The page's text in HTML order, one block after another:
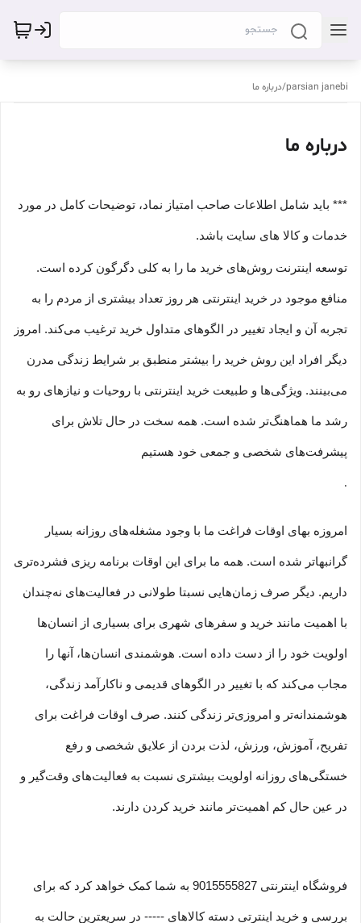
parsian janebi
/درباره ما
درباره ما
*** باید شامل اطلاعات صاحب امتیاز نماد، توضیحات کامل در مورد
خدمات و کالا های سایت باشد.
توسعه اینترنت روش‌های خرید ما را به کلی دگرگون کرده است.
منافع موجود در خرید اینترنتی هر روز تعداد بیشتری از مردم را به
تجربه آن و ایجاد تغییر در الگوهای متداول خرید ترغیب می‏‌کند. امروز
دیگر افراد این روش خرید را بیشتر منطبق بر شرایط زندگی مدرن
می‏‏‏‌بینند. ویژگی‏‏‏‌ها و طبیعت خرید اینترنتی با روحیات و نیازهای رو به
رشد ما هماهنگ‏‏‌تر شده است. همه سخت در حال تلاش برای
پیشرفت‏‏‌های شخصی و جمعی خود هستیم
.
امروزه بهای اوقات فراغت ما با وجود مشغله‏‌های روزانه بسیار
گرانبها‌تر شده است. همه ما برای این اوقات برنامه ریزی فشرده‏‌تری
داریم. دیگر صرف زمان‌هایی نسبتا طولانی در فعالیت‏‌های نه‌چندان
با اهمیت مانند خرید و سفرهای شهری برای بسیاری از انسان‌ها
اولویت خود را از دست داده است. هوشمندی انسان‌ها، آنها را
مجاب می‏‌کند که با تغییر در الگوهای قدیمی و نا‏کارآمد زندگی،
هوشمندانه‏‌تر و امروزی‏‌تر زندگی کنند. صرف اوقات فراغت برای
تفریح، آموزش، ورزش، لذت بردن از علایق شخصی و رفع
خستگی‏‏‌های روزانه اولویت بیشتری نسبت به فعالیت‌‏‏‏های وقت‌گیر و
در عین حال کم اهمیت‏‏‏‌تر مانند خرید کردن دارند.
فروشگاه اینترنتی 9015555827 به شما کمک خواهد کرد که برای
بررسی و خرید اینترتی دسته کالاهای ----- در سریعترین حالت به